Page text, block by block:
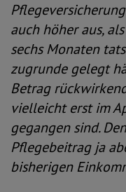
auch höher aus,
sechs Monaten
zugrunde gelegt
Betrag
vielleicht erst im
gegangen sind.
Pflegebeitrag ja
bisherigen